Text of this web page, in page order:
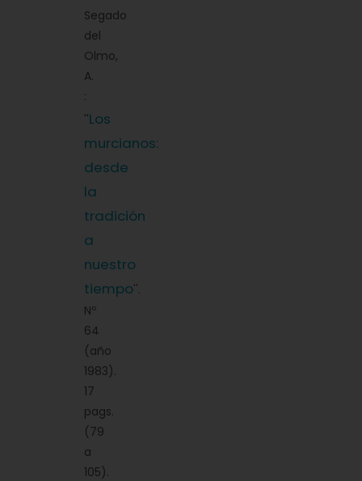
Segado
del
Olmo,
A.
:
''Los
murcianos:
desde
la
tradición
a
nuestro
tiempo''.
Nº
64
(año
1983).
17
pags.
(79
a
105).